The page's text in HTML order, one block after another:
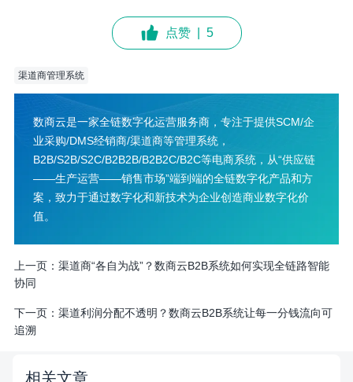
点赞 5
渠道商管理系统
数商云是一家全链数字化运营服务商，专注于提供SCM/企
业采购/DMS经销商/渠道商等管理系统，
B2B/S2B/S2C/B2B2B/B2B2C/B2C等电商系统，从“供应链
——生产运营——销售市场”端到端的全链数字化产品和方
案，致力于通过数字化和新技术为企业创造商业数字化价
值。
上一页： 渠道商“各自为战”？数商云B2B系统如何实现全链路智能
协同
下一页： 渠道利润分配不透明？数商云B2B系统让每一分钱流向可
追溯
相关文章